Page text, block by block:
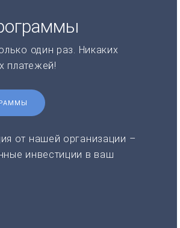
один раз. Никаких
платежей!
от нашей организации –
инвестиции в ваш